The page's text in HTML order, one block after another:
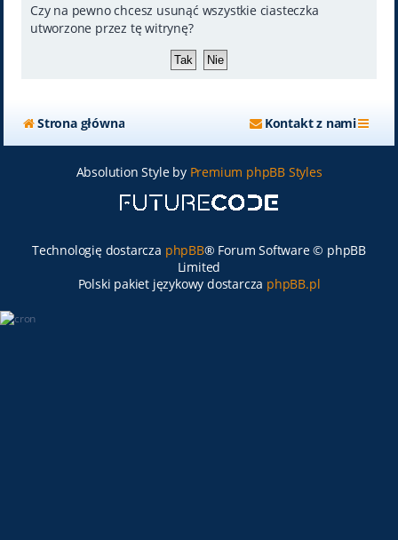
Czy na pewno chcesz usunąć wszystkie ciasteczka
utworzone przez tę witrynę?
Strona główna Kontakt z nami
Absolution Style by Premium phpBB Styles
Technologię dostarcza phpBB® Forum Software © phpBB
Limited
Polski pakiet językowy dostarcza phpBB.pl